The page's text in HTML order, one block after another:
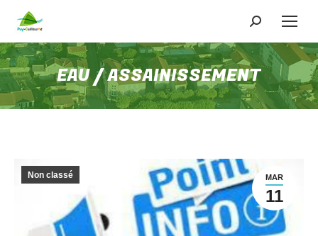
EAU / ASSAINISSEMENT
MAR
11
Non classé